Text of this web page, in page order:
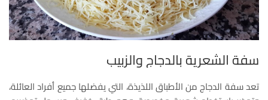
سفة الشعرية بالدجاج والزبيب
تعد سفة الدجاج من الأطباق اللذيذة، التي يفضلها جميع أفراد العائلة،